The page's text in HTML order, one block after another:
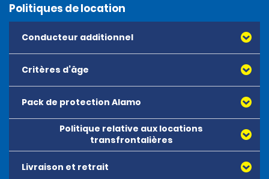
Politiques de location
Conducteur additionnel
Critères d’âge
Pack de protection Alamo
Politique relative aux locations
transfrontalières
Livraison et retrait